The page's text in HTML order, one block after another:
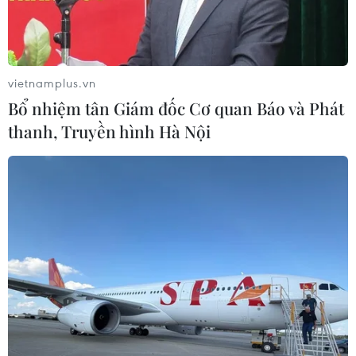
Cầu thủ Lamine Yamal. (Nguồn: AFP/TTXVN)
EURO 2024 đã chứng kiến sự bùng nổ của
những ngôi sao trẻ. Từ Jude Bellingham đến
vietnamplus.vn
Bổ nhiệm tân Giám đốc Cơ quan Báo và Phát
thanh, Truyền hình Hà Nội